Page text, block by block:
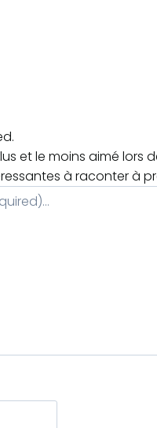
et le moins aimé lors
à raconter à